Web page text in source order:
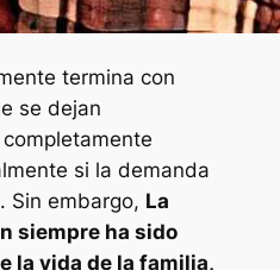
termina con
se dejan
si la demanda
Sin embargo, La
siempre ha sido
la vida de la familia,